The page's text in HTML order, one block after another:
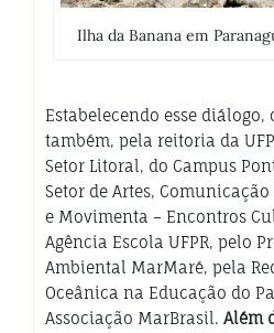
Ilha da Banana em
Estabelecendo esse diálogo,
também, pela reitoria da
Setor Litoral, do Campus
Setor de Artes,
e Movimenta – Encontros
Agência Escola UFPR, pelo
Ambiental MarMaré, pela
Oceânica na Educação do
Associação MarBrasil. Além